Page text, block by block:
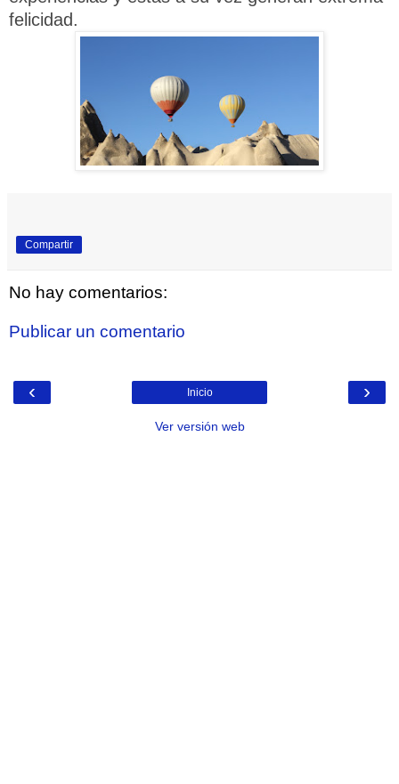
felicidad.
Compartir
No hay comentarios:
Publicar un comentario
‹ ›
Inicio
Ver versión web